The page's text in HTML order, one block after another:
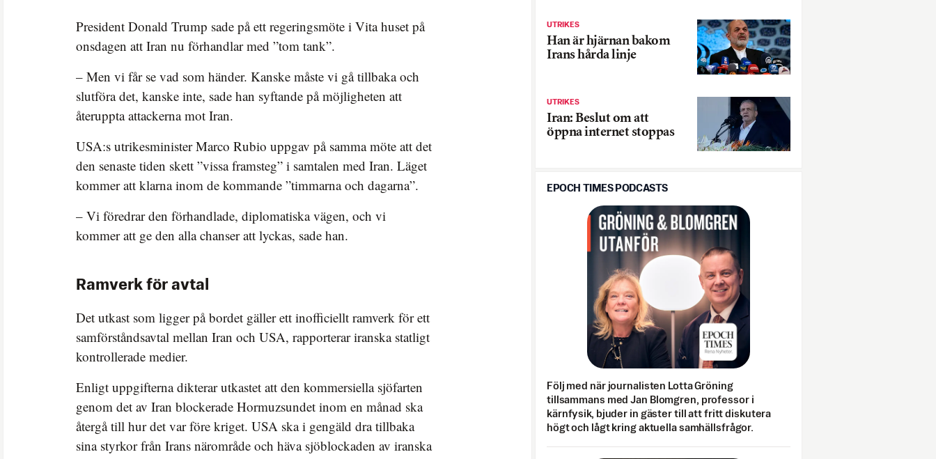
President Donald Trump sade på ett regeringsmöte i Vita huset på
onsdagen att Iran nu förhandlar med ”tom tank”.
– Men vi får se vad som händer. Kanske måste vi gå tillbaka och
slutföra det, kanske inte, sade han syftande på möjligheten att
återuppta attackerna mot Iran.
USA:s utrikesminister Marco Rubio uppgav på samma möte att det
den senaste tiden skett ”vissa framsteg” i samtalen med Iran. Läget
kommer att klarna inom de kommande ”timmarna och dagarna”.
– Vi föredrar den förhandlade, diplomatiska vägen, och vi
kommer att ge den alla chanser att lyckas, sade han.
Ramverk för avtal
Det utkast som ligger på bordet gäller ett inofficiellt ramverk för ett
samförståndsavtal mellan Iran och USA, rapporterar iranska statligt
kontrollerade medier.
Enligt uppgifterna dikterar utkastet att den kommersiella sjöfarten
genom det av Iran blockerade Hormuzsundet inom en månad ska
återgå till hur det var före kriget. USA ska i gengäld dra tillbaka
sina styrkor från Irans närområde och häva sjöblockaden av iranska
UTRIKES
Han är hjärnan bakom
Irans hårda linje
UTRIKES
Iran: Beslut om att
öppna internet stoppas
EPOCH TIMES PODCASTS
Följ med när journalisten Lotta Gröning
tillsammans med Jan Blomgren, professor i
kärnfysik, bjuder in gäster till att fritt diskutera
högt och lågt kring aktuella samhällsfrågor.